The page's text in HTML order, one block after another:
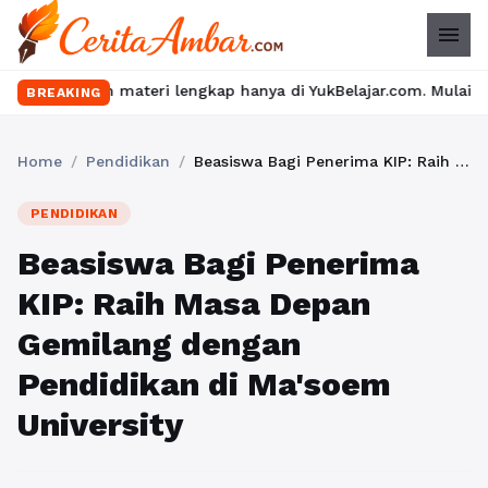
menu
BREAKINGlengkap hanya di YukBelajar.com. Mulai langkah
Home / Pendidikan / Beasiswa Bagi Penerima KIP: Raih Masa Depan Gemilang dengan Pendidikan di Ma'soem University
PENDIDIKAN
Beasiswa Bagi Penerima
KIP: Raih Masa Depan
Gemilang dengan
Pendidikan di Ma'soem
University